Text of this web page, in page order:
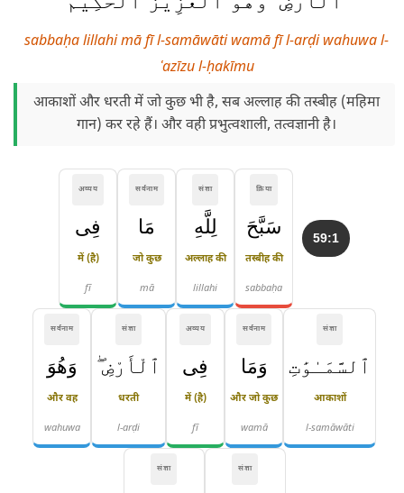
sabbaḥa lillahi mā fī l-samāwāti wamā fī l-arḍi wahuwa l-
ʿazīzu l-ḥakīmu
आकाशों और धरती में जो कुछ भी है, सब अल्लाह की तस्बीह (महिमा
गान) कर रहे हैं। और वही प्रभुत्वशाली, तत्वज्ञानी है।
59:1
क्रिया
سَبَّحَ
तस्बीह की
sabbaḥa
संज्ञा
لِلَّهِ
अल्लाह की
lillahi
सर्वनाम
مَا
जो कुछ
mā
अव्यय
فِى
में (है)
fī
संज्ञा
ٱلسَّمَـٰوَٰتِ
आकाशों
l-samāwāti
सर्वनाम
وَمَا
और जो कुछ
wamā
अव्यय
فِى
में (है)
fī
संज्ञा
ٱلْأَرْضِ ۖ
धरती
l-arḍi
सर्वनाम
وَهُوَ
और वह
wahuwa
संज्ञा
संज्ञा